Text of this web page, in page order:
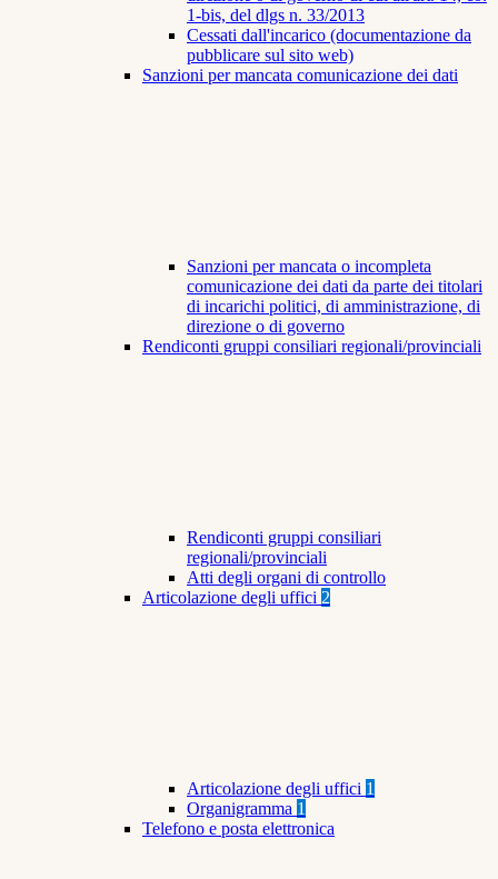
1-bis, del dlgs n. 33/2013
Cessati dall'incarico (documentazione da
pubblicare sul sito web)
Sanzioni per mancata comunicazione dei dati
Sanzioni per mancata o incompleta
comunicazione dei dati da parte dei titolari
di incarichi politici, di amministrazione, di
direzione o di governo
Rendiconti gruppi consiliari regionali/provinciali
Rendiconti gruppi consiliari
regionali/provinciali
Atti degli organi di controllo
Articolazione degli uffici 2
Articolazione degli uffici 1
Organigramma 1
Telefono e posta elettronica